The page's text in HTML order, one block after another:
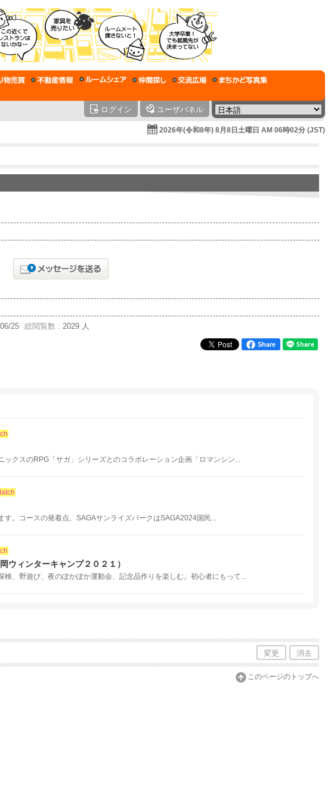
ログイン ユーザパネル
2026年(令和8年) 8月8日土曜日 AM 06時02分 (JST)
25 総閲覧数 : 2029 人
Share
ックスのRPG「サガ」シリーズとのコラボレーション企画「ロマンシン...
す。コースの発着点、SAGAサンライズパークはSAGA2024国民...
ウィンターキャンプ２０２１）
検、野遊び、夜のぽかぽか運動会、記念品作りを楽しむ。初心者にもって...
変更 消去
このページのトップへ